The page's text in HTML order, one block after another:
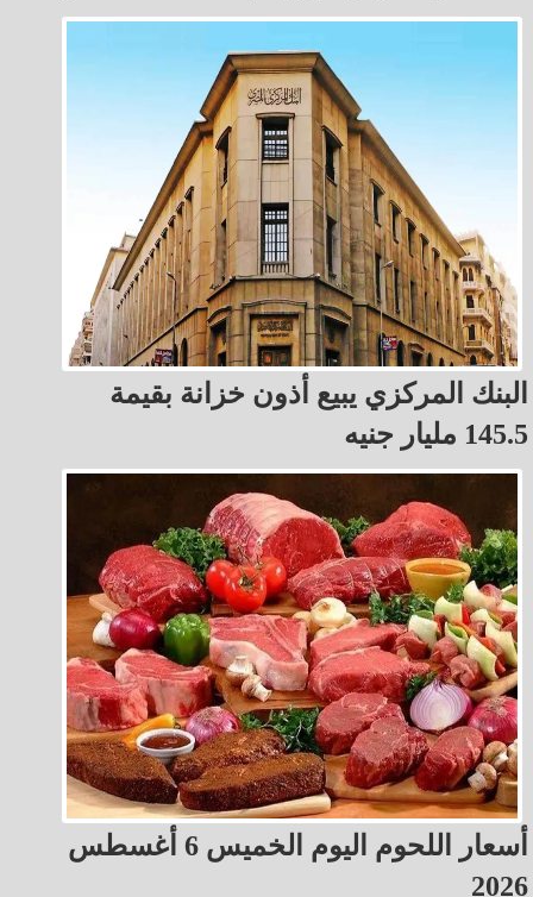
البنك المركزي يبيع أذون خزانة بقيمة
145.5 مليار جنيه
أسعار اللحوم اليوم الخميس 6 أغسطس
2026